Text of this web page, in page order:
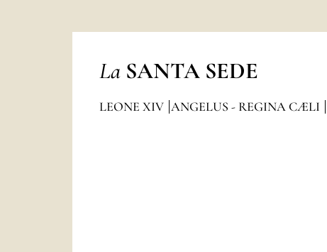
La SANTA SEDE
LEONE XIV ANGELUS - REGINA CÆLI